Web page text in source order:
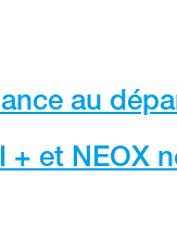
au
+ et NEOX